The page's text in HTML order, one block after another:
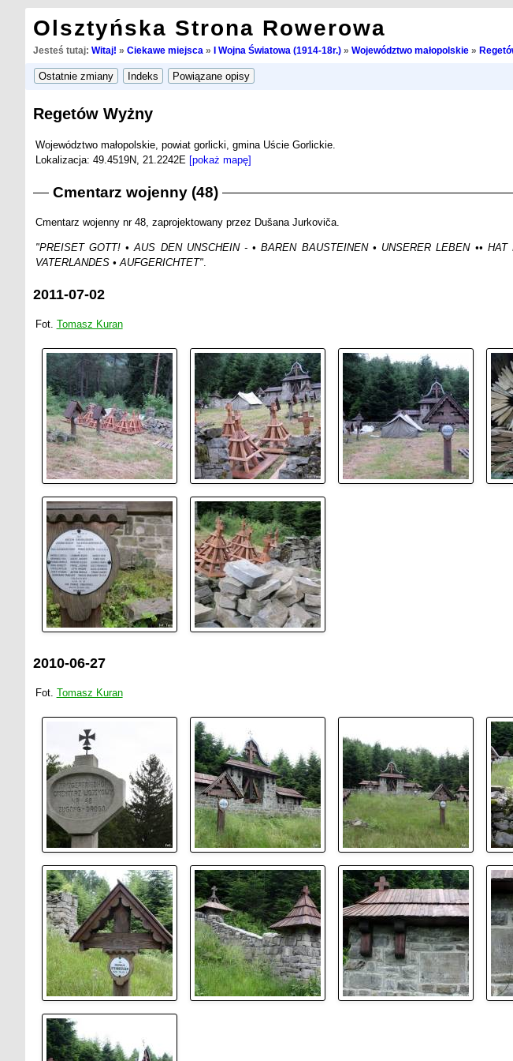
Olsztyńska Strona Rowerowa
Jesteś tutaj: Witaj! » Ciekawe miejsca » I Wojna Światowa (1914-18r.)» Województwo małopolskie»
Regetów Wyżny
Województwo małopolskie, powiat gorlicki, gmina Uście Gorlickie.
Lokalizacja: 49.4519N, 21.2242E [pokaż mapę]
Cmentarz wojenny (48)
Cmentarz wojenny nr 48, zaprojektowany przez Dušana Jurkoviča.
"PREISET GOTT! • AUS DEN UNSCHEIN - • BAREN BAUSTEINEN • UNSERER LEBEN ••
VATERLANDES • AUFGERICHTET".
2011-07-02
Fot. Tomasz Kuran
2010-06-27
Fot. Tomasz Kuran